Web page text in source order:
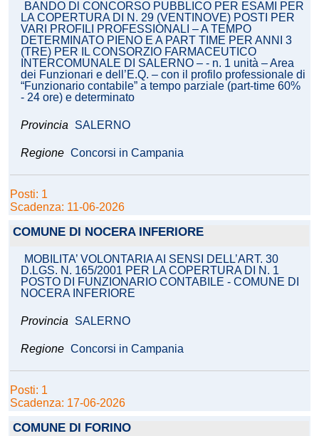
BANDO Dl CONCORSO PUBBLICO PER ESAMI PER
LA COPERTURA DI N. 29 (VENTINOVE) POSTI PER
VARI PROFILI PROFESSIONALI – A TEMPO
DETERMINATO PIENO E A PART TIME PER ANNI 3
(TRE) PER IL CONSORZIO FARMACEUTICO
INTERCOMUNALE DI SALERNO – - n. 1 unità – Area
dei Funzionari e dell’E.Q. – con il profilo professionale di
“Funzionario contabile” a tempo parziale (part-time 60%
- 24 ore) e determinato
Provincia SALERNO
Regione Concorsi in Campania
Posti: 1
Scadenza: 11-06-2026
COMUNE DI NOCERA INFERIORE
MOBILITA’ VOLONTARIA AI SENSI DELL’ART. 30
D.LGS. N. 165/2001 PER LA COPERTURA DI N. 1
POSTO DI FUNZIONARIO CONTABILE - COMUNE DI
NOCERA INFERIORE
Provincia SALERNO
Regione Concorsi in Campania
Posti: 1
Scadenza: 17-06-2026
COMUNE DI FORINO